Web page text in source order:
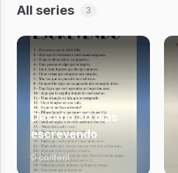
All series 3
Desafio 30 dias
escrevendo
0 content